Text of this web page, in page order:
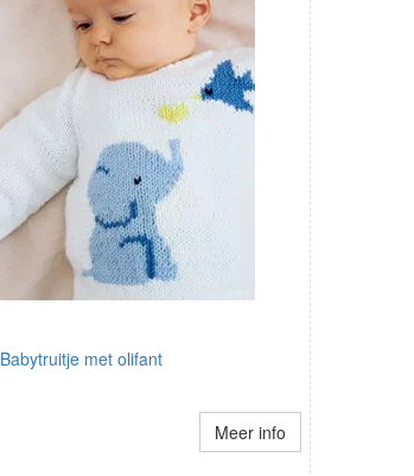
Babytruitje met olifant
Meer info